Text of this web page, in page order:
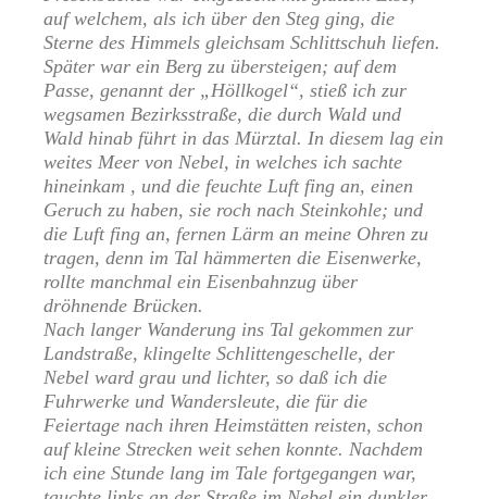
auf welchem, als ich über den Steg ging, die
Sterne des Himmels gleichsam Schlittschuh liefen.
Später war ein Berg zu übersteigen; auf dem
Passe, genannt der „Höllkogel“, stieß ich zur
wegsamen Bezirksstraße, die durch Wald und
Wald hinab führt in das Mürztal. In diesem lag ein
weites Meer von Nebel, in welches ich sachte
hineinkam , und die feuchte Luft fing an, einen
Geruch zu haben, sie roch nach Steinkohle; und
die Luft fing an, fernen Lärm an meine Ohren zu
tragen, denn im Tal hämmerten die Eisenwerke,
rollte manchmal ein Eisenbahnzug über
dröhnende Brücken.
Nach langer Wanderung ins Tal gekommen zur
Landstraße, klingelte Schlittengeschelle, der
Nebel ward grau und lichter, so daß ich die
Fuhrwerke und Wandersleute, die für die
Feiertage nach ihren Heimstätten reisten, schon
auf kleine Strecken weit sehen konnte. Nachdem
ich eine Stunde lang im Tale fortgegangen war,